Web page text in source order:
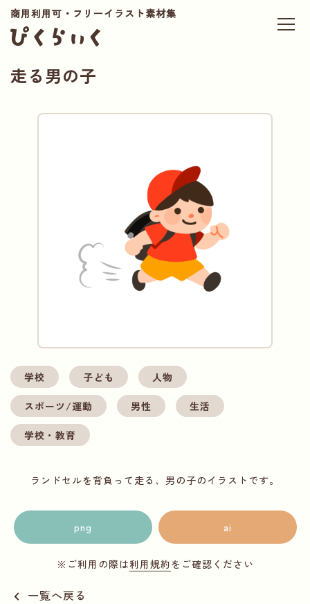
商用利用可・フリーイラスト素材集
走る男の子
学校 子ども 人物
スポーツ/運動 男性 生活
学校・教育
ランドセルを背負って走る、男の子のイラストです。
png ai
※ご利用の際は利用規約をご確認ください
一覧へ戻る